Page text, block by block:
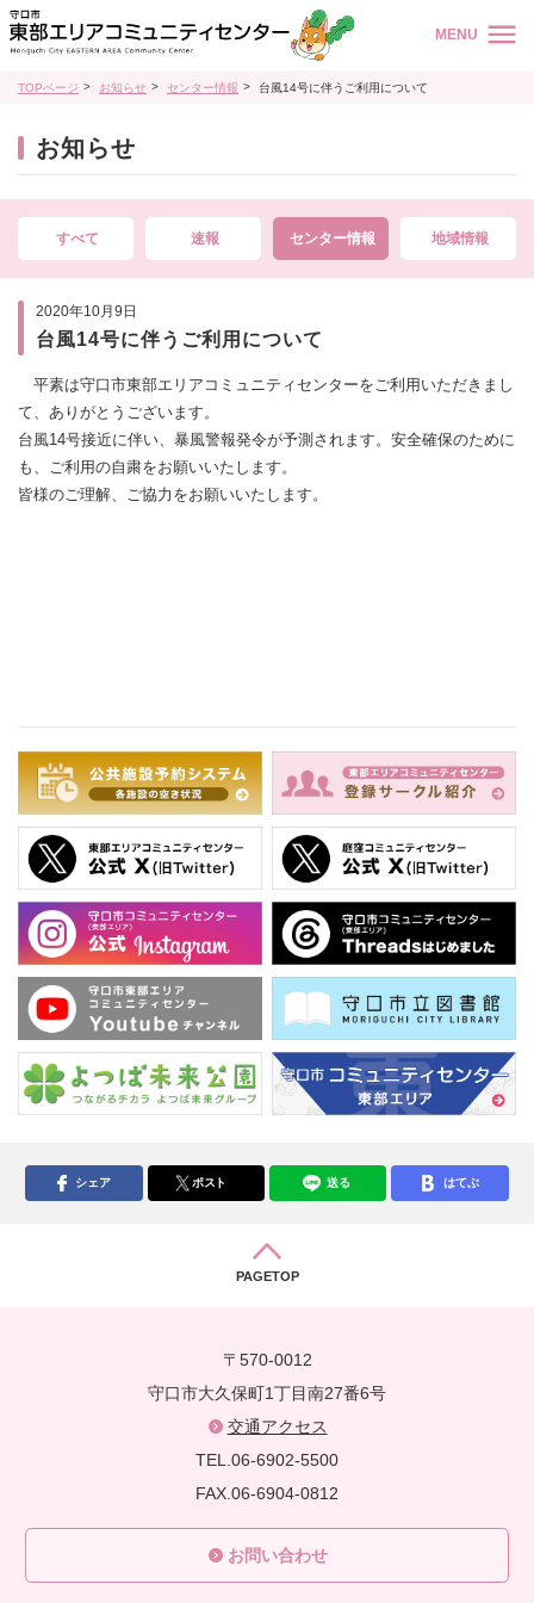
MENU
TOPページ お知らせ センター情報 台風14号に伴うご利用について
お知らせ
すべて 速報 センター情報 地域情報
2020年10月9日
台風14号に伴うご利用について
平素は守口市東部エリアコミュニティセンターをご利用いただきまし
て、ありがとうございます。
台風14号接近に伴い、暴風警報発令が予測されます。安全確保のために
も、ご利用の自粛をお願いいたします。
皆様のご理解、ご協力をお願いいたします。
シェア ポスト 送る はてぶ
PAGETOP
〒570-0012
守口市大久保町1丁目南27番6号
交通アクセス
TEL.06-6902-5500
FAX.06-6904-0812
お問い合わせ